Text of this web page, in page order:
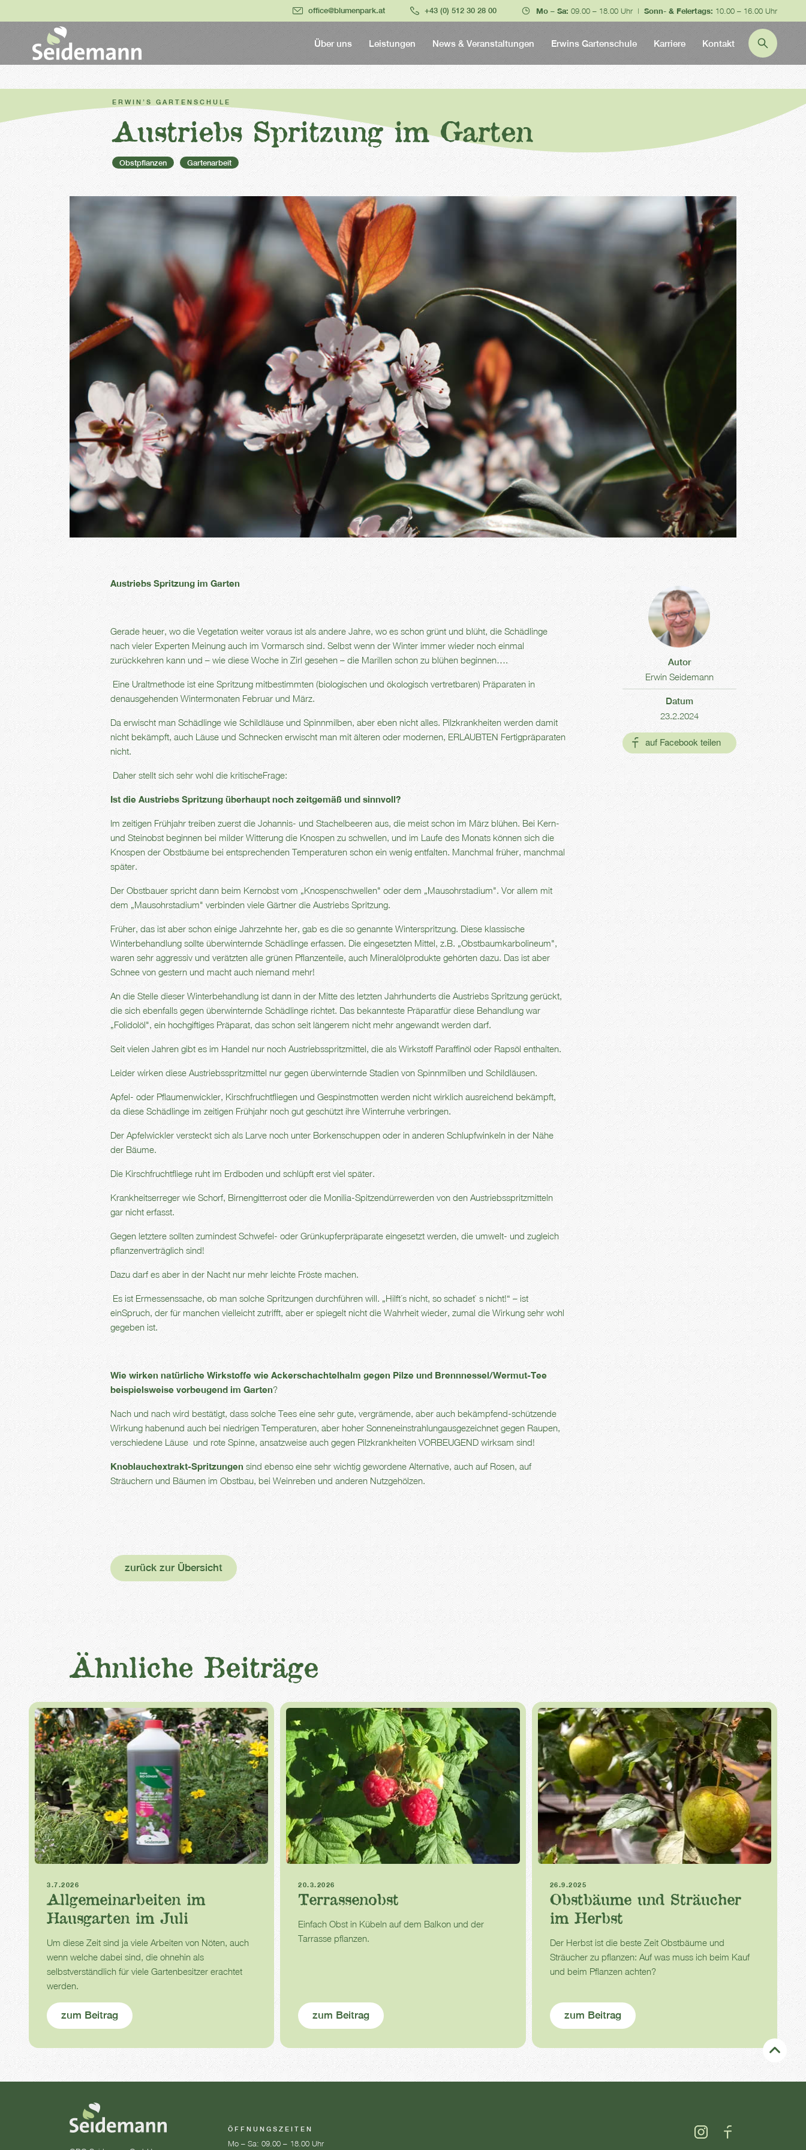
office@blumenpark.at +43 (0) 512 30 28 00 Mo – Sa: 09.00 – 18.00 Uhr | Sonn- & Feiertags: 10.00 – 16.00 Uhr
Über uns Leistungen News & Veranstaltungen Erwins Gartenschule Karriere Kontakt
ERWIN’S GARTENSCHULE
Austriebs Spritzung im Garten
Obstpflanzen Gartenarbeit
Austriebs Spritzung im Garten
Gerade heuer, wo die Vegetation weiter voraus ist als andere Jahre, wo es schon grünt und blüht, die Schädlinge
nach vieler Experten Meinung auch im Vormarsch sind. Selbst wenn der Winter immer wieder noch einmal
zurückkehren kann und – wie diese Woche in Zirl gesehen – die Marillen schon zu blühen beginnen….
Eine Uraltmethode ist eine Spritzung mitbestimmten (biologischen und ökologisch vertretbaren) Präparaten in
denausgehenden Wintermonaten Februar und März.
Da erwischt man Schädlinge wie Schildläuse und Spinnmilben, aber eben nicht alles. Pilzkrankheiten werden damit
nicht bekämpft, auch Läuse und Schnecken erwischt man mit älteren oder modernen, ERLAUBTEN Fertigpräparaten
nicht.
Daher stellt sich sehr wohl die kritischeFrage:
Ist die Austriebs Spritzung überhaupt noch zeitgemäß und sinnvoll?
Im zeitigen Frühjahr treiben zuerst die Johannis- und Stachelbeeren aus, die meist schon im März blühen. Bei Kern-
und Steinobst beginnen bei milder Witterung die Knospen zu schwellen, und im Laufe des Monats können sich die
Knospen der Obstbäume bei entsprechenden Temperaturen schon ein wenig entfalten. Manchmal früher, manchmal
später.
Der Obstbauer spricht dann beim Kernobst vom „Knospenschwellen" oder dem „Mausohrstadium". Vor allem mit
dem „Mausohrstadium" verbinden viele Gärtner die Austriebs Spritzung.
Früher, das ist aber schon einige Jahrzehnte her, gab es die so genannte Winterspritzung. Diese klassische
Winterbehandlung sollte überwinternde Schädlinge erfassen. Die eingesetzten Mittel, z.B. „Obstbaumkarbolineum",
waren sehr aggressiv und verätzten alle grünen Pflanzenteile, auch Mineralölprodukte gehörten dazu. Das ist aber
Schnee von gestern und macht auch niemand mehr!
An die Stelle dieser Winterbehandlung ist dann in der Mitte des letzten Jahrhunderts die Austriebs Spritzung gerückt,
die sich ebenfalls gegen überwinternde Schädlinge richtet. Das bekannteste Präparatfür diese Behandlung war
„Folidolöl", ein hochgiftiges Präparat, das schon seit längerem nicht mehr angewandt werden darf.
Seit vielen Jahren gibt es im Handel nur noch Austriebsspritzmittel, die als Wirkstoff Paraffinöl oder Rapsöl enthalten.
Leider wirken diese Austriebsspritzmittel nur gegen überwinternde Stadien von Spinnmilben und Schildläusen.
Apfel- oder Pflaumenwickler, Kirschfruchtfliegen und Gespinstmotten werden nicht wirklich ausreichend bekämpft,
da diese Schädlinge im zeitigen Frühjahr noch gut geschützt ihre Winterruhe verbringen.
Der Apfelwickler versteckt sich als Larve noch unter Borkenschuppen oder in anderen Schlupfwinkeln in der Nähe
der Bäume.
Die Kirschfruchtfliege ruht im Erdboden und schlüpft erst viel später.
Krankheitserreger wie Schorf, Birnengitterrost oder die Monilia-Spitzendürrewerden von den Austriebsspritzmitteln
gar nicht erfasst.
Gegen letztere sollten zumindest Schwefel- oder Grünkupferpräparate eingesetzt werden, die umwelt- und zugleich
pflanzenverträglich sind!
Dazu darf es aber in der Nacht nur mehr leichte Fröste machen.
Es ist Ermessenssache, ob man solche Spritzungen durchführen will. „Hilft´s nicht, so schadet` s nicht!“ – ist
einSpruch, der für manchen vielleicht zutrifft, aber er spiegelt nicht die Wahrheit wieder, zumal die Wirkung sehr wohl
gegeben ist.
Wie wirken natürliche Wirkstoffe wie Ackerschachtelhalm gegen Pilze und Brennnessel/Wermut-Tee
beispielsweise vorbeugend im Garten?
Nach und nach wird bestätigt, dass solche Tees eine sehr gute, vergrämende, aber auch bekämpfend-schützende
Wirkung habenund auch bei niedrigen Temperaturen, aber hoher Sonneneinstrahlungausgezeichnet gegen Raupen,
verschiedene Läuse und rote Spinne, ansatzweise auch gegen Pilzkrankheiten VORBEUGEND wirksam sind!
Knoblauchextrakt-Spritzungen sind ebenso eine sehr wichtig gewordene Alternative, auch auf Rosen, auf
Sträuchern und Bäumen im Obstbau, bei Weinreben und anderen Nutzgehölzen.
Autor
Erwin Seidemann
Datum
23.2.2024
zurück zur Übersicht
Ähnliche Beiträge
3.7.2026
Allgemeinarbeiten im
Hausgarten im Juli
Um diese Zeit sind ja viele Arbeiten von Nöten, auch
wenn welche dabei sind, die ohnehin als
selbstverständlich für viele Gartenbesitzer erachtet
werden.
zum Beitrag
20.3.2026
Terrassenobst
Einfach Obst in Kübeln auf dem Balkon und der
Tarrasse pflanzen.
zum Beitrag
26.9.2025
Obstbäume und Sträucher
im Herbst
Der Herbst ist die beste Zeit Obstbäume und
Sträucher zu pflanzen: Auf was muss ich beim Kauf
und beim Pflanzen achten?
zum Beitrag
ÖFFNUNGSZEITEN
Mo – Sa: 09.00 – 18.00 Uhr